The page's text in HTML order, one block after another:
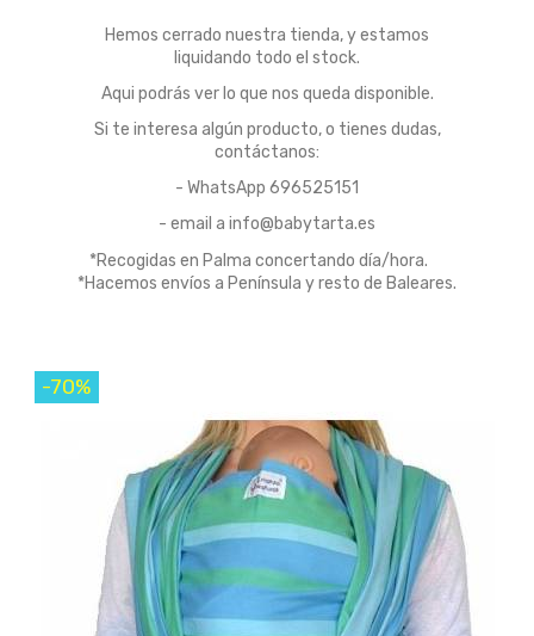
Hemos cerrado nuestra tienda, y estamos
liquidando todo el stock.
Aqui podrás ver lo que nos queda disponible.
Si te interesa algún producto, o tienes dudas,
contáctanos:
- WhatsApp 696525151
- email a info@babytarta.es
*Recogidas en Palma concertando día/hora.
*Hacemos envíos a Península y resto de Baleares.
-70%